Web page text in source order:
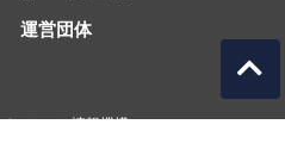
運営団体
ーション情報機構